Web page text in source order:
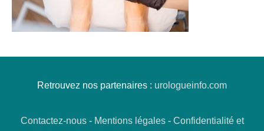
Retrouvez nos partenaires : urologueinfo.com
Contactez-nous- Mentions légales- Confidentialité et